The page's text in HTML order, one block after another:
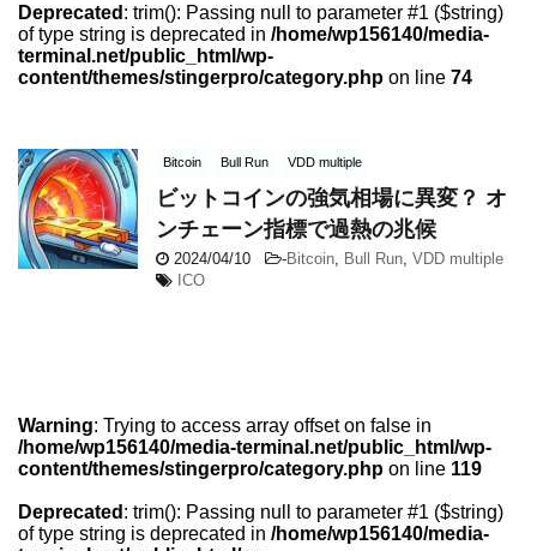
Deprecated : trim(): Passing null to parameter #1 ($string)
of type string is deprecated in /home/wp156140/media-
terminal.net/public_html/wp-
content/themes/stingerpro/category.php on line 74
Bitcoin Bull Run VDD multiple
ビットコインの強気相場に異変？ オ
ンチェーン指標で過熱の兆候
2024/04/10 -Bitcoin Bull Run VDD multiple
ICO
Warning: Trying to access array offset on false in
/home/wp156140/media-terminal.net/public_html/wp-
content/themes/stingerpro/category.php on line 119
Deprecated : trim(): Passing null to parameter #1 ($string)
of type string is deprecated in /home/wp156140/media-